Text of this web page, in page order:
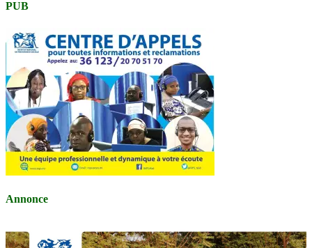
PUB
Annonce